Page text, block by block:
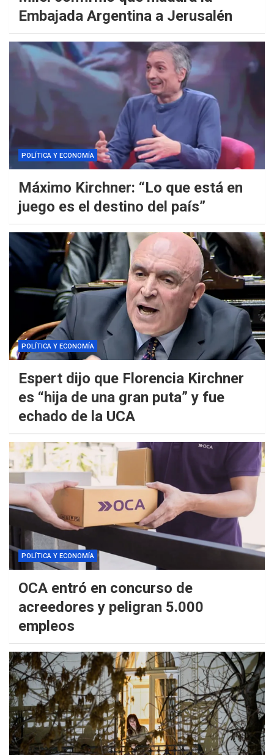
Embajada Argentina a Jerusalén
POLÍTICA Y ECONOMÍA
Máximo Kirchner: “Lo que está en
juego es el destino del país”
POLÍTICA Y ECONOMÍA
Espert dijo que Florencia Kirchner
es “hija de una gran puta” y fue
echado de la UCA
POLÍTICA Y ECONOMÍA
OCA entró en concurso de
acreedores y peligran 5.000
empleos